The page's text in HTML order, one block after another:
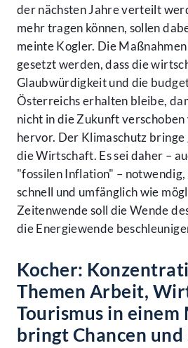
der nächsten Jahre verteilt
mehr tragen können, sollen
meinte Kogler. Die Maßnahmen
gesetzt werden, dass die
Glaubwürdigkeit und die
Österreichs erhalten bleibe,
nicht in die Zukunft
hervor. Der Klimaschutz
die Wirtschaft. Es sei daher –
"fossilen Inflation" – notwendig,
schnell und umfänglich wie
Zeitenwende soll die Wende
die Energiewende
Kocher:
Themen Arbeit,
Tourismus in
bringt Chancen und